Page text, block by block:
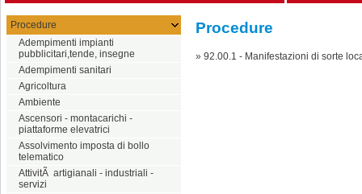
Procedure
Adempimenti impianti
pubblicitari,tende, insegne
Adempimenti sanitari
Agricoltura
Ambiente
Ascensori - montacarichi -
piattaforme elevatrici
Assolvimento imposta di bollo
telematico
AttivitÃ artigianali - industriali -
servizi
Procedure
» 92.00.1 - Manifestazioni di sorte